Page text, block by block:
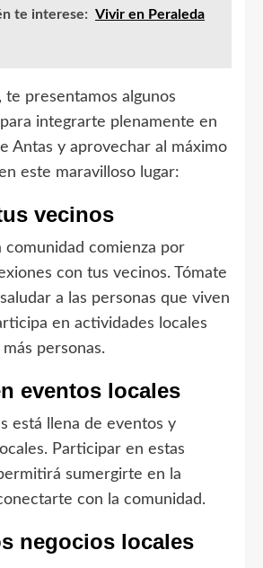
te interese: Vivir en Peraleda
te presentamos algunos
integrarte plenamente en
Antas y aprovechar al máximo
este maravilloso lugar:
vecinos
comunidad comienza por
con tus vecinos. Tómate
a las personas que viven
en actividades locales
personas.
eventos locales
está llena de eventos y
Participar en estas
sumergirte en la
con la comunidad.
negocios locales